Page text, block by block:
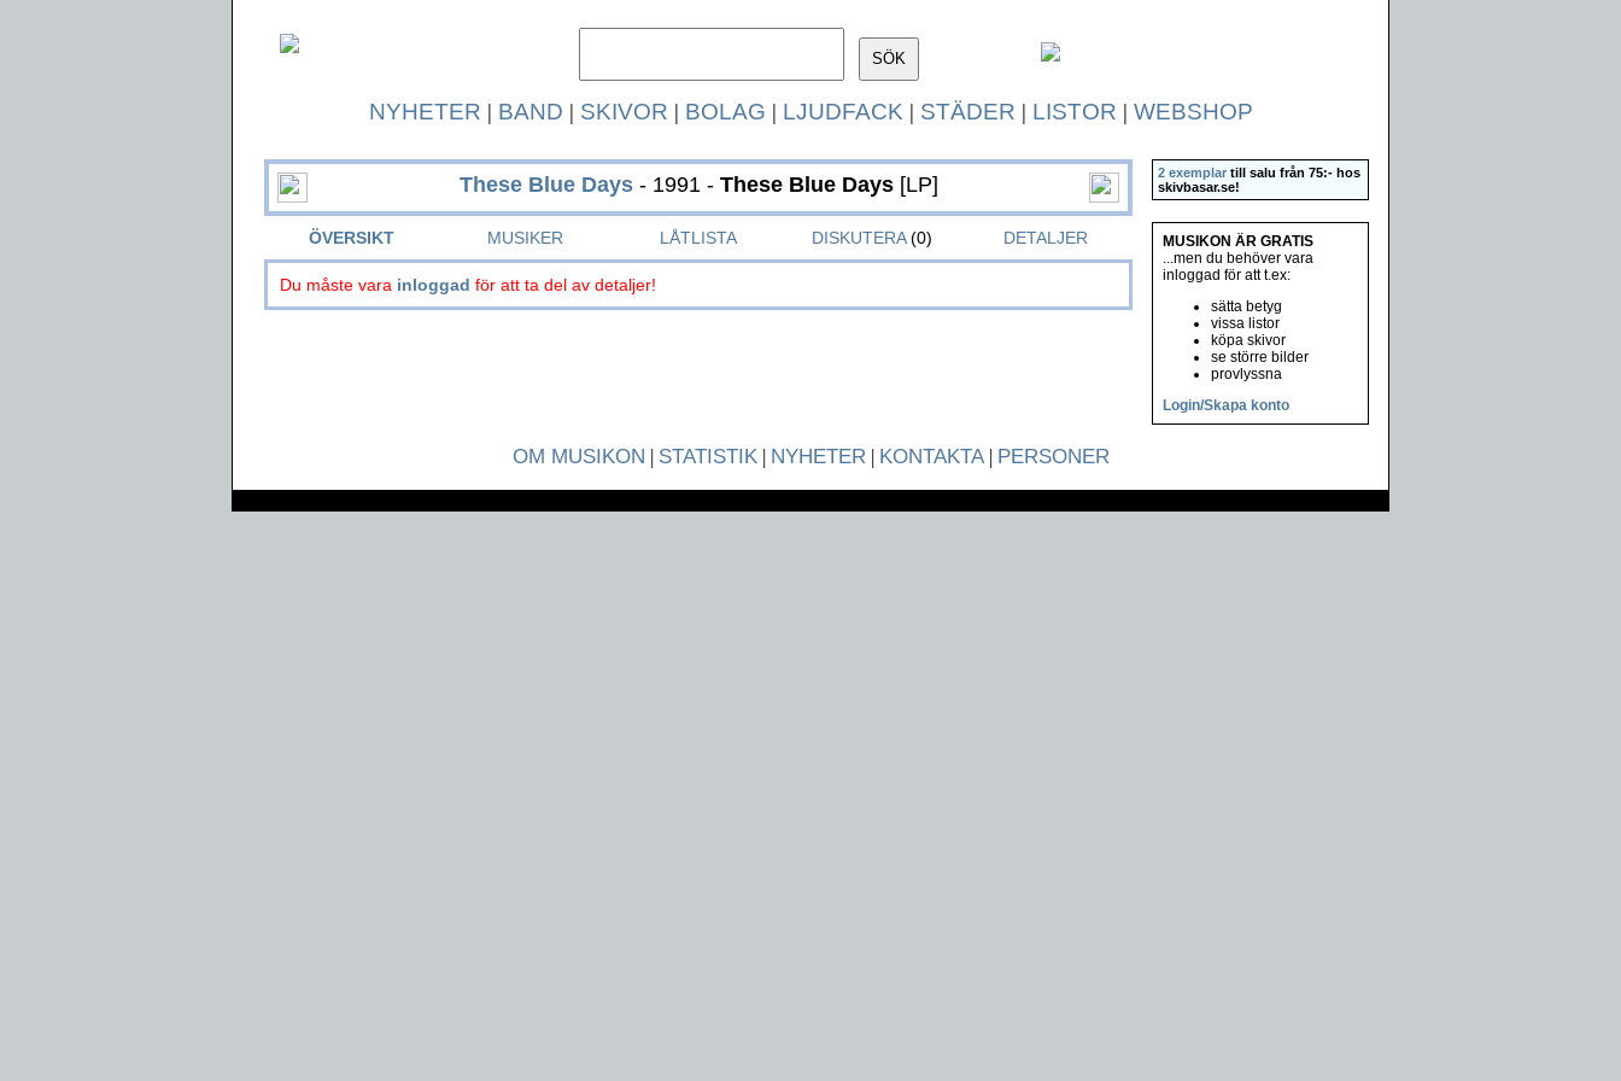
NYHETER | BAND | SKIVOR | BOLAG | LJUDFACK | STÄDER | LISTOR | WEBSHOP
These Blue Days- 1991 - These Blue Days[LP]
ÖVERSIKT MUSIKER LÅTLISTA DISKUTERA(0) DETALJER
Du måste vara inloggad för att ta del av detaljer!
2 exemplar till salu från 75:- hos
skivbasar.se!
MUSIKON ÄR GRATIS
...men du behöver vara
inloggad för att t.ex:
sätta betyg
vissa listor
köpa skivor
se större bilder
provlyssna
Login/Skapa konto
OM MUSIKON | STATISTIK| NYHETER| KONTAKTA| PERSONER